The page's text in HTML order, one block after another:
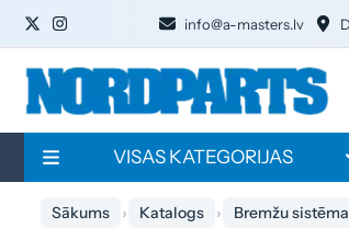
info@a-masters.lv
VISAS KATEGORIJAS
Sākums Katalogs Bremžu sistēma